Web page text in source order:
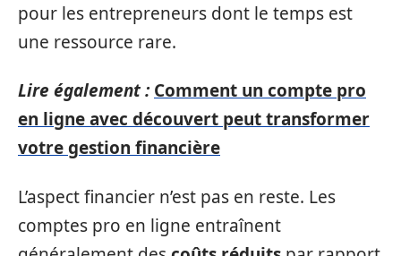
pour les entrepreneurs dont le temps est
une ressource rare.
Lire également : Comment un compte pro
en ligne avec découvert peut transformer
votre gestion financière
L’aspect financier n’est pas en reste. Les
comptes pro en ligne entraînent